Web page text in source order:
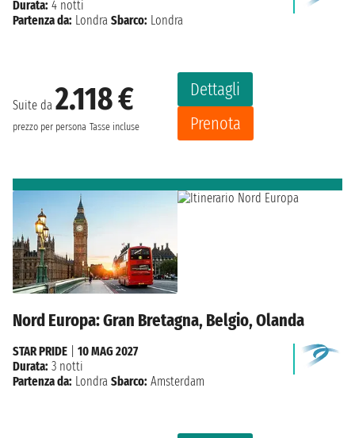
Suite da 2.118 €
prezzo per persona Tasse incluse
Dettagli
Prenota
Durata: 4 notti
Partenza da: Londra Sbarco: Londra
Nord Europa: Gran Bretagna, Belgio, Olanda
STAR PRIDE
10 MAG 2027
Durata: 3 notti
Partenza da: Londra Sbarco: Amsterdam